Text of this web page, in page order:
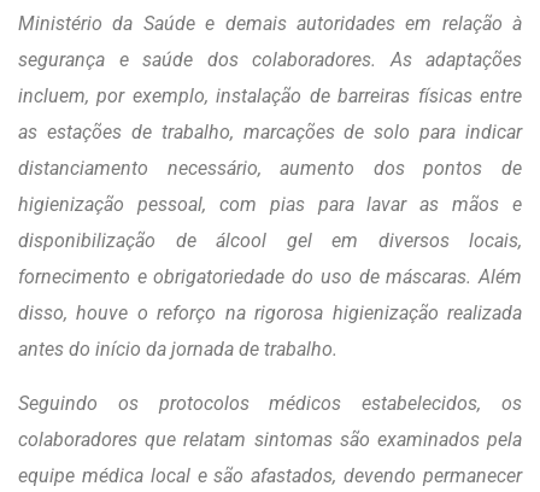
Ministério da Saúde e demais autoridades em relação à
segurança e saúde dos colaboradores. As adaptações
incluem, por exemplo, instalação de barreiras físicas entre
as estações de trabalho, marcações de solo para indicar
distanciamento necessário, aumento dos pontos de
higienização pessoal, com pias para lavar as mãos e
disponibilização de álcool gel em diversos locais,
fornecimento e obrigatoriedade do uso de máscaras. Além
disso, houve o reforço na rigorosa higienização realizada
antes do início da jornada de trabalho.
Seguindo os protocolos médicos estabelecidos, os
colaboradores que relatam sintomas são examinados pela
equipe médica local e são afastados, devendo permanecer